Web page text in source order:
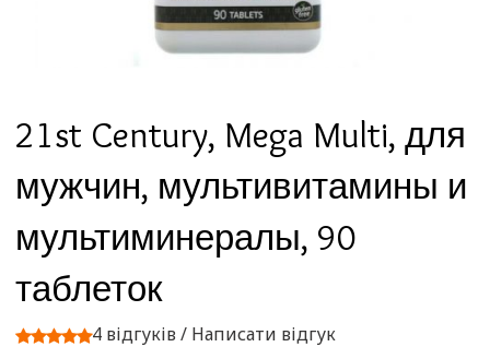
21st Century, Mega Multi, для
мужчин, мультивитамины и
мультиминералы, 90
таблеток
4 відгуків/ Написати відгук